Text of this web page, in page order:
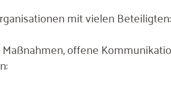
mit vielen Beteiligten:
offene